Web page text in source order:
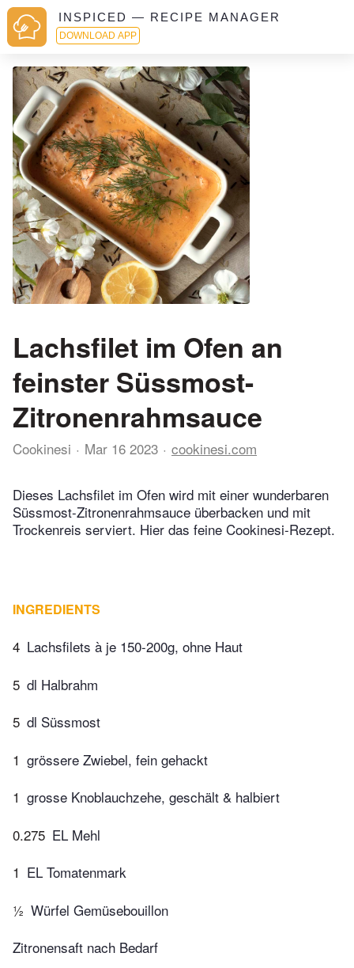
INSPICED — RECIPE MANAGER
DOWNLOAD APP
Lachsfilet im Ofen an
feinster Süssmost-
Zitronenrahmsauce
Cookinesi Mar 16 2023 cookinesi.com
Dieses Lachsfilet im Ofen wird mit einer wunderbaren
Süssmost-Zitronenrahmsauce überbacken und mit
Trockenreis serviert. Hier das feine Cookinesi-Rezept.
INGREDIENTS
4 Lachsfilets à je 150-200g, ohne Haut
5 dl Halbrahm
5 dl Süssmost
1 grössere Zwiebel, fein gehackt
1 grosse Knoblauchzehe, geschält & halbiert
0.275 EL Mehl
1 EL Tomatenmark
½ Würfel Gemüsebouillon
Zitronensaft nach Bedarf